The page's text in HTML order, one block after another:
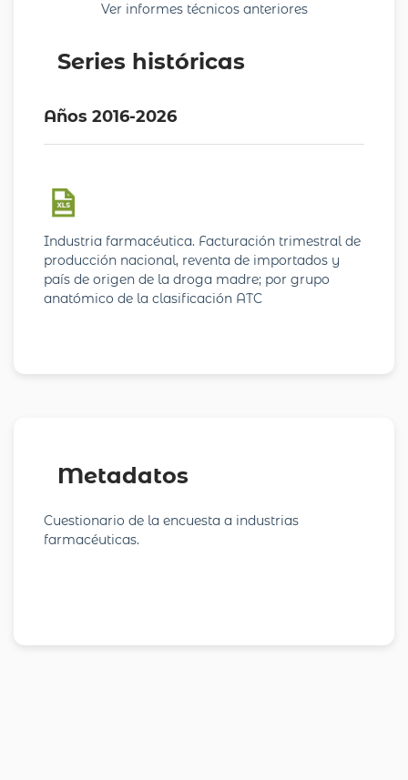
Ver informes técnicos anteriores
Series históricas
Años 2016-2026
Industria farmacéutica. Facturación trimestral de
producción nacional, reventa de importados y
país de origen de la droga madre; por grupo
anatómico de la clasificación ATC
Metadatos
Cuestionario de la encuesta a industrias
farmacéuticas.